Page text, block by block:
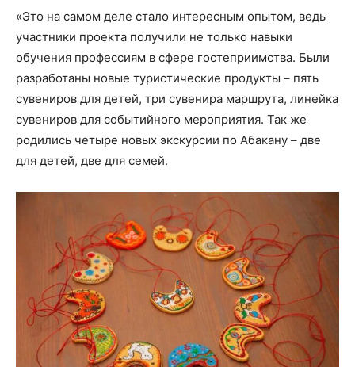
«Это на самом деле стало интересным опытом, ведь
участники проекта получили не только навыки
обучения профессиям в сфере гостеприимства. Были
разработаны новые туристические продукты – пять
сувениров для детей, три сувенира маршрута, линейка
сувениров для событийного мероприятия. Так же
родились четыре новых экскурсии по Абакану – две
для детей, две для семей.